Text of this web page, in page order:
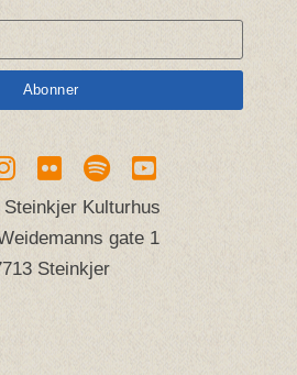
Kulturhus
gate 1
Steinkjer